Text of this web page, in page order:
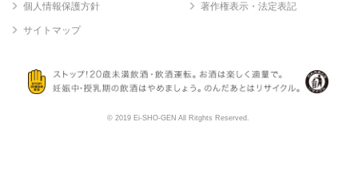
個人情報保護方針 著作権表示・法定表記
サイトマップ
© 2019 Ei-SHO-GEN All Ritghts Reserved.